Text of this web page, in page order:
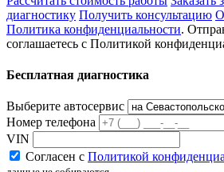
диагностику Получить консультацию
Политика конфиденциальности.
соглашаетесь с Политикой
Бесплатная диагностика
Выберите автосервис
Номер телефона
VIN
Согласен с Политикой